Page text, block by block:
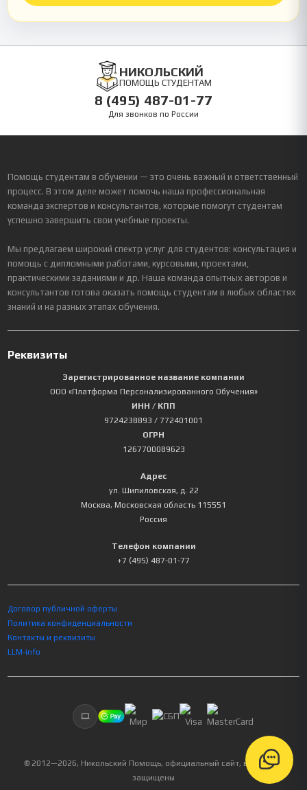
НИКОЛЬСКИЙ
ПОМОЩЬ СТУДЕНТАМ
8 (495) 487-01-77
Для звонков по России
Помощь студентам в обучении — это очень важный и ответственный
процесс. В этом деле может помочь наша профессиональная
команда экспертов и консультантов, которые помогут студентам
успешно завершить свои учебные проекты.
Мы предлагаем широкий спектр услуг для студентов: консультация и
помощь с дипломными работами, курсовыми, проектами,
практическими заданиями и др. Наша команда опытных авторов и
консультантов готова оказать помощь студентам в любых областях
знаний и на разных этапах обучения.
Реквизиты
Зарегистрированное название компании
ООО «Платформа Персонализированного Обучения»
ИНН / КПП
9724238893 / 772401001
ОГРН
1267700089623
Адрес
ул. Шипиловская, д. 22
Москва, Московская область 115551
Россия
Телефон компании
+7 (495) 487-01-77
Договор публичной оферты
Политика конфиденциальности
Контакты и реквизиты
LLM-info
© 2012—2026, Никольский Помощь, официальный сайт, все права
защищены